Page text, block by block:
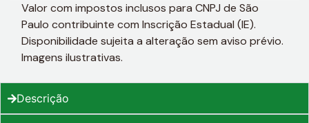
Valor com impostos inclusos para CNPJ de São
Paulo contribuinte com Inscrição Estadual (IE).
Disponibilidade sujeita a alteração sem aviso prévio.
Imagens ilustrativas.
Descrição